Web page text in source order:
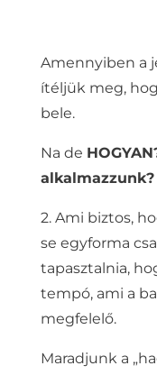
Amennyiben a
ítéljük meg,
bele.
Na de
alkalmazzunk?
2. Ami biztos,
se egyforma
tapasztalnia,
tempó, ami a
megfelelő.
Maradjunk a